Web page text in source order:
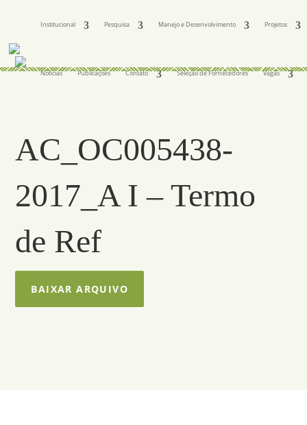
Institucional Pesquisa Manejo e Desenvolvimento Projetos
Notícias Publicações Contato Seleção de Fornecedores Vagas
AC_OC005438-
2017_A I – Termo
de Ref
BAIXAR ARQUIVO